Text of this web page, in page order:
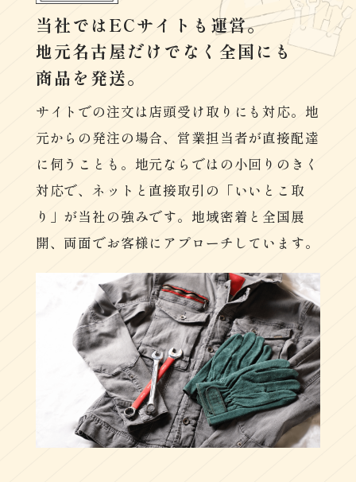
当社ではECサイトも運営。
地元名古屋だけでなく全国にも
商品を発送。
サイトでの注文は店頭受け取りにも対応。地
元からの発注の場合、営業担当者が直接配達
に伺うことも。地元ならではの小回りのきく
対応で、ネットと直接取引の「いいとこ取
り」が当社の強みです。地域密着と全国展
開、両面でお客様にアプローチしています。